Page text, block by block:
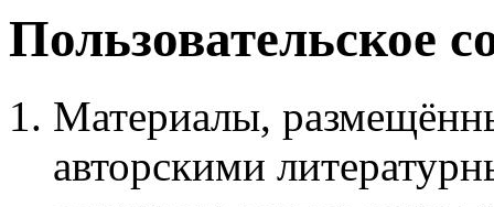
Пользовательское
Материалы,
авторскими